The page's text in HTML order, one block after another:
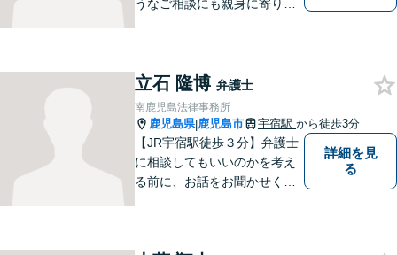
うなご相談にも親身に寄り添
性弁護士ならではの強みを活
かし、相談しやすい環境づく
りに努めています。【谷山駅
徒歩3分】
立石 隆博 弁護士
南鹿児島法律事務所
鹿児島県|鹿児島市 宇宿駅 から徒歩3分
【JR宇宿駅徒歩３分】弁護士
に相談してもいいのかを考え
る前に、お話をお聞かせくだ
詳細を見
る